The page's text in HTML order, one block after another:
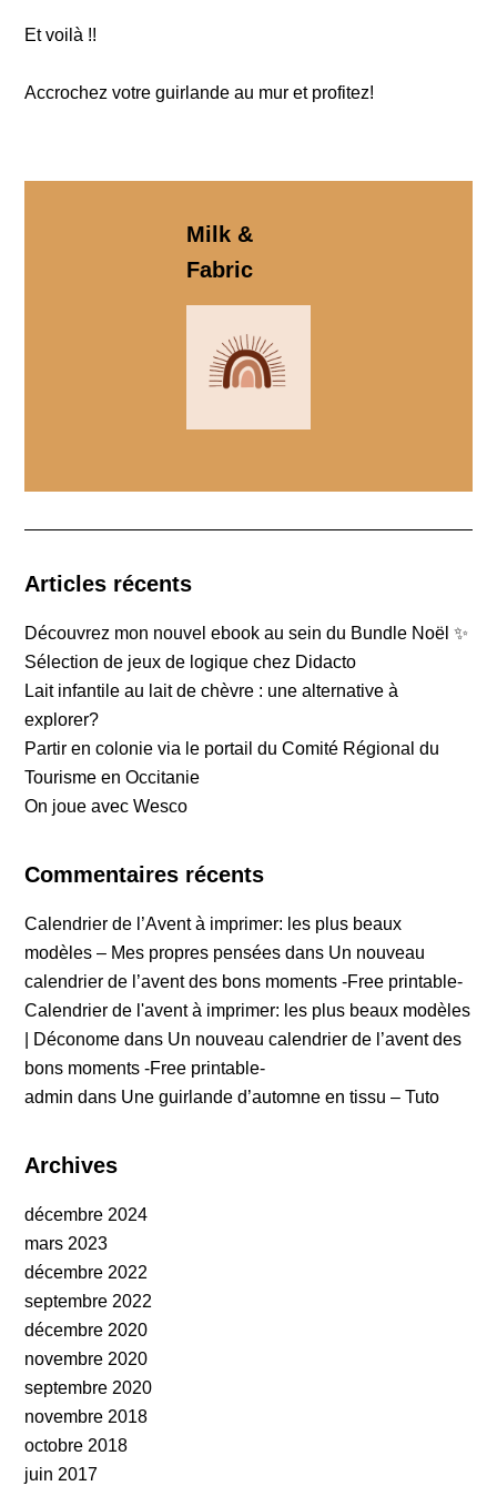
Et voilà !!
Accrochez votre guirlande au mur et profitez!
Milk &
Fabric
Articles récents
Découvrez mon nouvel ebook au sein du Bundle Noël ✨
Sélection de jeux de logique chez Didacto
Lait infantile au lait de chèvre : une alternative à
explorer?
Partir en colonie via le portail du Comité Régional du
Tourisme en Occitanie
On joue avec Wesco
Commentaires récents
Calendrier de l’Avent à imprimer: les plus beaux
modèles – Mes propres pensées dans Un nouveau
calendrier de l’avent des bons moments -Free printable-
Calendrier de l'avent à imprimer: les plus beaux modèles
| Déconome dans Un nouveau calendrier de l’avent des
bons moments -Free printable-
admin dans Une guirlande d’automne en tissu – Tuto
Archives
décembre 2024
mars 2023
décembre 2022
septembre 2022
décembre 2020
novembre 2020
septembre 2020
novembre 2018
octobre 2018
juin 2017